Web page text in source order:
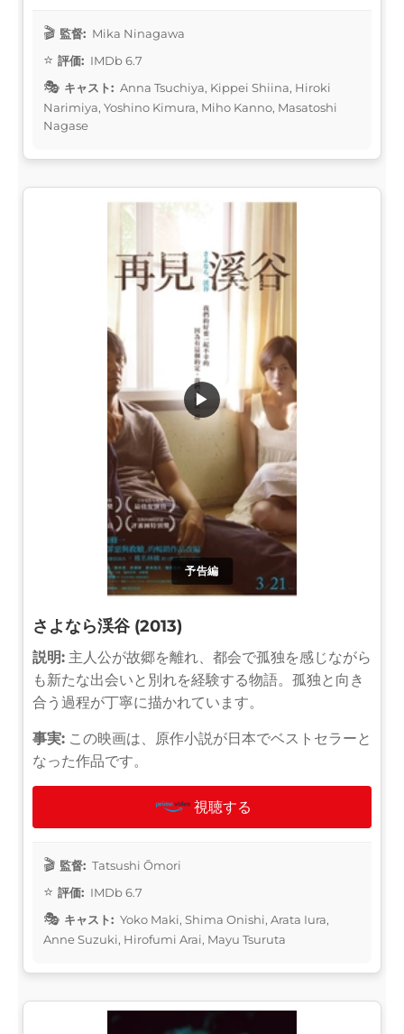
監督: Mika Ninagawa
評価: IMDb 6.7
キャスト: Anna Tsuchiya, Kippei Shiina, Hiroki
Narimiya, Yoshino Kimura, Miho Kanno, Masatoshi
Nagase
予告編
▶
さよなら渓谷 (2013)
説明: 主人公が故郷を離れ、都会で孤独を感じながら
も新たな出会いと別れを経験する物語。孤独と向き
合う過程が丁寧に描かれています。
事実: この映画は、原作小説が日本でベストセラーと
なった作品です。
視聴する
監督: Tatsushi Ōmori
評価: IMDb 6.7
キャスト: Yoko Maki, Shima Onishi, Arata Iura,
Anne Suzuki, Hirofumi Arai, Mayu Tsuruta